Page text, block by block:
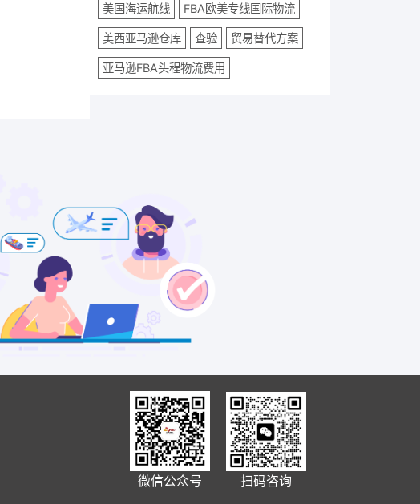
美国海运航线 FBA欧美专线国际物流
美西亚马逊仓库 查验 贸易替代方案
亚马逊FBA头程物流费用
微信公众号 扫码咨询